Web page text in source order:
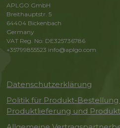
APLGO GmbH
Breithauptstr. 5
64404 Bickenbach
Germany
VAT Reg. No: DE325736786
+35799855523 info@aplgo.com
Datenschutzerklärung
Politik für Produkt-Bestellung
Produktlieferung und